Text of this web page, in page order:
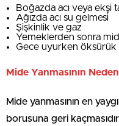
Boğazda acı veya ekşi
Ağızda acı su gelmesi
Şişkinlik ve gaz
Yemeklerden sonra
Gece uyurken öksürük
Mide Yanmasının
Mide yanmasının en
borusuna geri